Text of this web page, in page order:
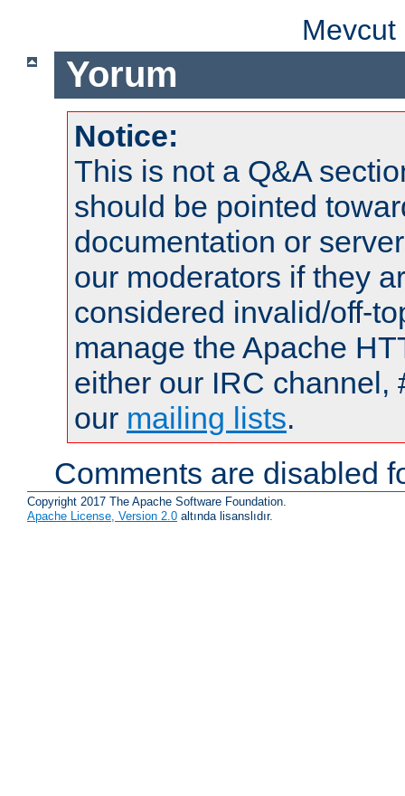
Yorum
Notice:
This is not a Q&A
should be pointed
documentation or
our moderators if they
considered invalid/off-
manage the Apache
either our IRC channel,
our mailing lists.
Comments are disabled
Copyright 2017 The Apache Software Foundation.
Apache License, Version 2.0 altında lisanslıdır.